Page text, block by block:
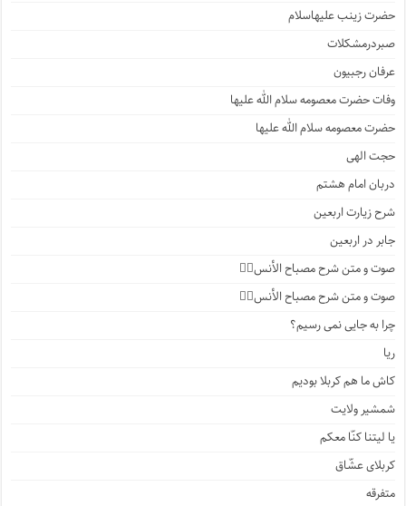
حضرت زینب علیهاسلام
صبردرمشکلات
عرفان رجبیون
وفات حضرت معصومه سلام الله علیها
حضرت معصومه سلام الله علیها
حجت الهی
دربان امام هشتم
شرح زیارت اربعین
جابر در اربعین
صوت و متن شرح مصباح الأنس۴️⃣
صوت و متن شرح مصباح الأنس۳️⃣
چرا به جایی نمی رسیم؟
ریا
کاش ما هم کربلا بودیم
شمشیر ولایت
یا لیتنا کنّا معکم
کربلای عشّاق
متفرقه